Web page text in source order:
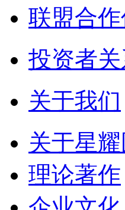
联盟合
投资者关
关于我们
关于星
理论著作